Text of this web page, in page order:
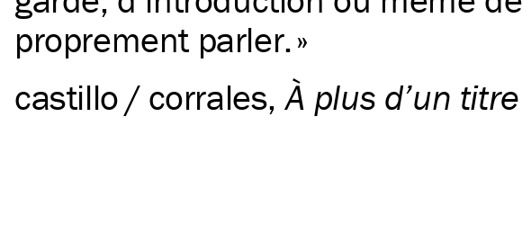
proprement parler.
castillo / corrales,À plus d’un titre